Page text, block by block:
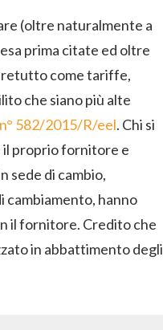
(oltre naturalmente a
prima citate ed oltre
come tariffe,
che siano più alte
582/2015/R/eel. Chi si
il proprio fornitore e
sede di cambio,
cambiamento, hanno
il fornitore. Credito che
in abbattimento degli